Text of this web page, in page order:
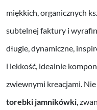
miękkich, organicznych
subtelnej faktury i
długie, dynamiczne,
i lekkość, idealnie
zwiewnymi kreacjami.
torebki jamnikówki,